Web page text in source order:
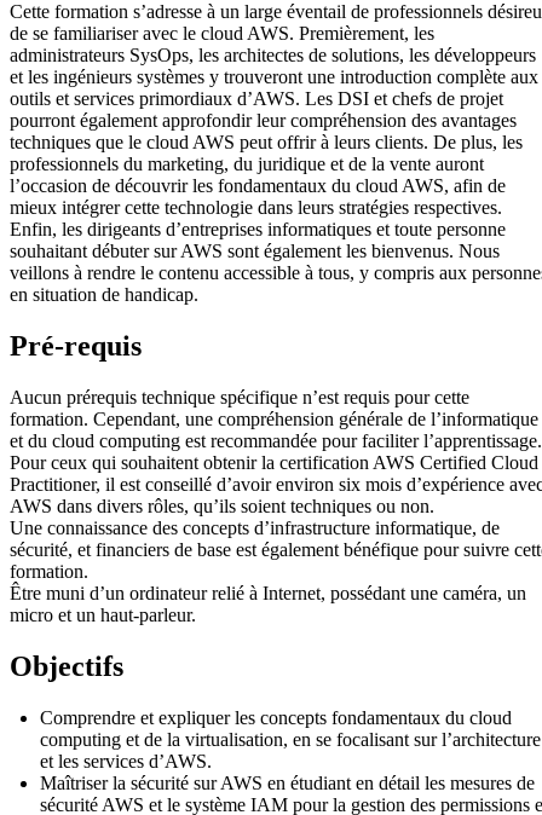
Cette formation s’adresse à un large éventail de professionnels
de se familiariser avec le cloud AWS. Premièrement, les
administrateurs SysOps, les architectes de solutions, les développeurs
et les ingénieurs systèmes y trouveront une introduction complète aux
outils et services primordiaux d’AWS. Les DSI et chefs de projet
pourront également approfondir leur compréhension des avantages
techniques que le cloud AWS peut offrir à leurs clients. De plus, les
professionnels du marketing, du juridique et de la vente auront
l’occasion de découvrir les fondamentaux du cloud AWS, afin de
mieux intégrer cette technologie dans leurs stratégies respectives.
Enfin, les dirigeants d’entreprises informatiques et toute personne
souhaitant débuter sur AWS sont également les bienvenus. Nous
veillons à rendre le contenu accessible à tous, y compris aux
en situation de handicap.
Pré-requis
Aucun prérequis technique spécifique n’est requis pour cette
formation. Cependant, une compréhension générale de l’informatique
et du cloud computing est recommandée pour faciliter l’apprentissage.
Pour ceux qui souhaitent obtenir la certification AWS Certified Cloud
Practitioner, il est conseillé d’avoir environ six mois d’expérience
AWS dans divers rôles, qu’ils soient techniques ou non.
Une connaissance des concepts d’infrastructure informatique, de
sécurité, et financiers de base est également bénéfique pour suivre
formation.
Être muni d’un ordinateur relié à Internet, possédant une caméra, un
micro et un haut-parleur.
Objectifs
Comprendre et expliquer les concepts fondamentaux du cloud
computing et de la virtualisation, en se focalisant sur l’architecture
et les services d’AWS.
Maîtriser la sécurité sur AWS en étudiant en détail les mesures de
sécurité AWS et le système IAM pour la gestion des permissions